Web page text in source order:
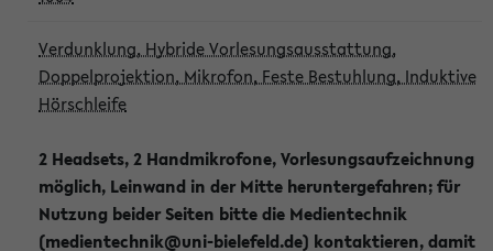
Verdunklung, Hybride Vorlesungsausstattung,
Doppelprojektion, Mikrofon, Feste Bestuhlung, Induktive
Hörschleife
2 Headsets, 2 Handmikrofone, Vorlesungsaufzeichnung
möglich, Leinwand in der Mitte heruntergefahren; für
Nutzung beider Seiten bitte die Medientechnik
(medientechnik@uni-bielefeld.de) kontaktieren, damit